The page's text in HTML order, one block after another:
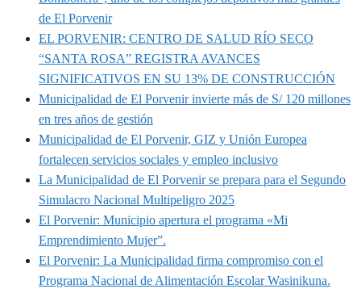
de El Porvenir
EL PORVENIR: CENTRO DE SALUD RÍO SECO
“SANTA ROSA” REGISTRA AVANCES
SIGNIFICATIVOS EN SU 13% DE CONSTRUCCIÓN
Municipalidad de El Porvenir invierte más de S/ 120 millones
en tres años de gestión
Municipalidad de El Porvenir, GIZ y Unión Europea
fortalecen servicios sociales y empleo inclusivo
La Municipalidad de El Porvenir se prepara para el Segundo
Simulacro Nacional Multipeligro 2025
El Porvenir: Municipio apertura el programa «Mi
Emprendimiento Mujer”.
El Porvenir: La Municipalidad firma compromiso con el
Programa Nacional de Alimentación Escolar Wasinikuna.